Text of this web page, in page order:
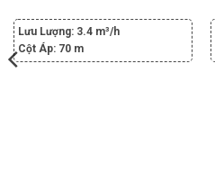
Lưu Lượng: 3.4 m³/h
Cột Áp: 70 m